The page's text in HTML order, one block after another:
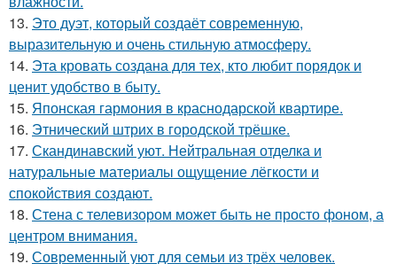
13. Это дуэт, который создаёт современную,
выразительную и очень стильную атмосферу.
14. Эта кровать создана для тех, кто любит порядок и
ценит удобство в быту.
15. Японская гармония в краснодарской квартире.
16. Этнический штрих в городской трёшке.
17. Скандинавский уют. Нейтральная отделка и
натуральные материалы ощущение лёгкости и
спокойствия создают.
18. Стена с телевизором может быть не просто фоном, а
центром внимания.
19. Современный уют для семьи из трёх человек.